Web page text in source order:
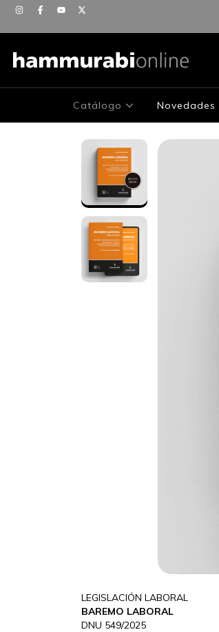
Catálogo Novedades
LEGISLACIÓN LABORAL
BAREMO LABORAL
DNU 549/2025